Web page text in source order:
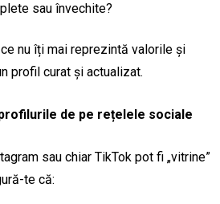
sau învechite?
nu îți mai reprezintă valorile și
profil curat și actualizat.
de pe rețelele sociale
sau chiar TikTok pot fi „vitrine”
te că: